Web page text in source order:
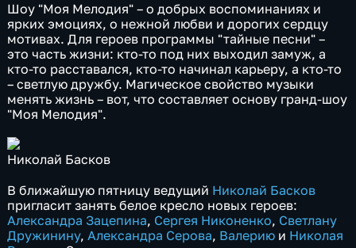
Шоу "Моя Мелодия" – о добрых воспоминаниях и
ярких эмоциях, о нежной любви и дорогих сердцу
мотивах. Для героев программы "тайные песни" –
это часть жизни: кто-то под них выходил замуж, а
кто-то расставался, кто-то начинал карьеру, а кто-то
– светлую дружбу. Магическое свойство музыки
менять жизнь – вот, что составляет основу гранд-шоу
"Моя Мелодия".
Николай Басков
В ближайшую пятницу ведущий Николай Басков
пригласит занять белое кресло новых героев:
Александра Зацепина, Сергея Никоненко, Светлану
Дружинину,Александра Серова, Валерию и Николая